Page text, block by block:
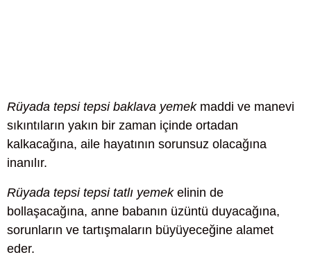
Rüyada tepsi tepsi baklava yemekmaddi ve manevi
sıkıntıların yakın bir zaman içinde ortadan
kalkacağına, aile hayatının sorunsuz olacağına
inanılır.
Rüyada tepsi tepsi tatlı yemekelinin de
bollaşacağına, anne babanın üzüntü duyacağına,
sorunların ve tartışmaların büyüyeceğine alamet
eder.